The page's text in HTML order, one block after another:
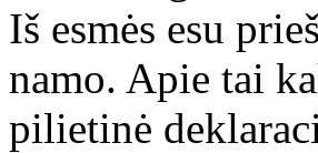
Iš esmės esu
namo. Apie tai
pilietinė